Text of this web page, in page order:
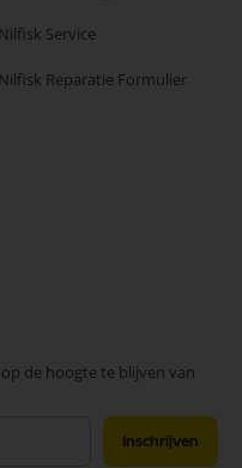
Nilfisk Service
Nilfisk Reparatie Formulier
de hoogte te blijven van
Inschrijven